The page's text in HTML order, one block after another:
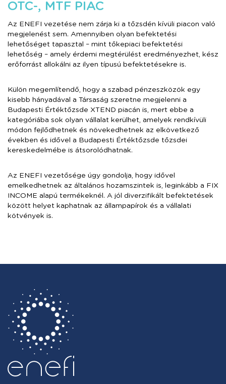
OTC-, MTF PIAC
Az ENEFI vezetése nem zárja ki a tőzsdén kívüli piacon való
megjelenést sem. Amennyiben olyan befektetési
lehetőséget tapasztal – mint tőkepiaci befektetési
lehetőség – amely érdemi megtérülést eredményezhet, kész
erőforrást allokálni az ilyen típusú befektetésekre is.
Külön megemlítendő, hogy a szabad pénzeszközök egy
kisebb hányadával a Társaság szeretne megjelenni a
Budapesti Értéktőzsde XTEND piacán is, mert ebbe a
kategóriába sok olyan vállalat kerülhet, amelyek rendkívüli
módon fejlődhetnek és növekedhetnek az elkövetkező
években és idővel a Budapesti Értéktőzsde tőzsdei
kereskedelmébe is átsorolódhatnak.
Az ENEFI vezetősége úgy gondolja, hogy idővel
emelkedhetnek az általános hozamszintek is, leginkább a FIX
INCOME alapú termékeknél. A jól diverzifikált befektetések
között helyet kaphatnak az állampapírok és a vállalati
kötvények is.